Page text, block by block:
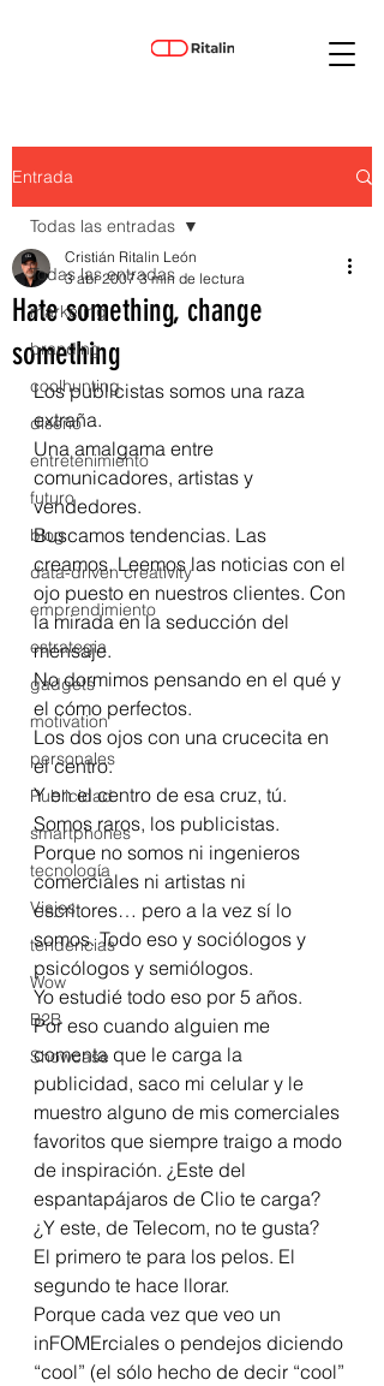
Entrada
Todas las entradas
marketing
branding
coolhunting
diseño
entretenimiento
futuro
blog
data-driven creativity
emprendimiento
estrategia
gadgets
motivation
personales
Publicidad
smartphones
tecnología
Viajes
tendencias
Wow
B2B
Showcase
Todas las entradas
Hate something, change
something
Cristián Ritalin León
3 abr 2007 3 min de lectura
Los publicistas somos una raza
extraña.
Una amalgama entre
comunicadores, artistas y
vendedores.
Buscamos tendencias. Las
creamos. Leemos las noticias con el
ojo puesto en nuestros clientes. Con
la mirada en la seducción del
mensaje.
No dormimos pensando en el qué y
el cómo perfectos.
Los dos ojos con una crucecita en
el centro.
Y en el centro de esa cruz, tú.
Somos raros, los publicistas.
Porque no somos ni ingenieros
comerciales ni artistas ni
escritores… pero a la vez sí lo
somos. Todo eso y sociólogos y
psicólogos y semiólogos.
Yo estudié todo eso por 5 años.
Por eso cuando alguien me
comenta que le carga la
publicidad, saco mi celular y le
muestro alguno de mis comerciales
favoritos que siempre traigo a modo
de inspiración. ¿Este del
espantapájaros de Clio te carga?
¿Y este, de Telecom, no te gusta?
El primero te para los pelos. El
segundo te hace llorar.
Porque cada vez que veo un
inFOMErciales o pendejos diciendo
“cool” (el sólo hecho de decir “cool”